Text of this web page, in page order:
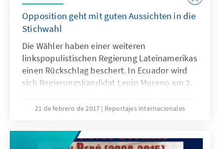
Opposition geht mit guten Aussichten in die
Stichwahl
Die Wähler haben einer weiteren
linkspopulistischen Regierung Lateinamerikas
einen Rückschlag beschert. In Ecuador wird
sich Regierungskandidat Lenin Moreno am 2.
Kandidaten Guillermo Lasso stellen müssen.
die schwierige wirtschaftliche Lage könnten
dem Oppositionskandidaten dabei in die
21 de febrero de 2017 Reportajes internacionales